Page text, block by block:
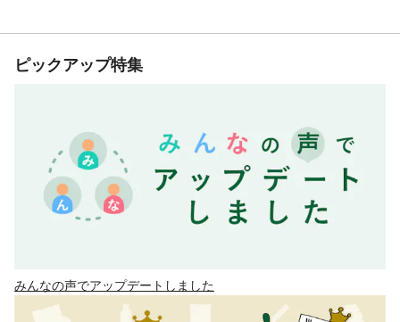
ピックアップ特集
みんなの声でアップデートしました